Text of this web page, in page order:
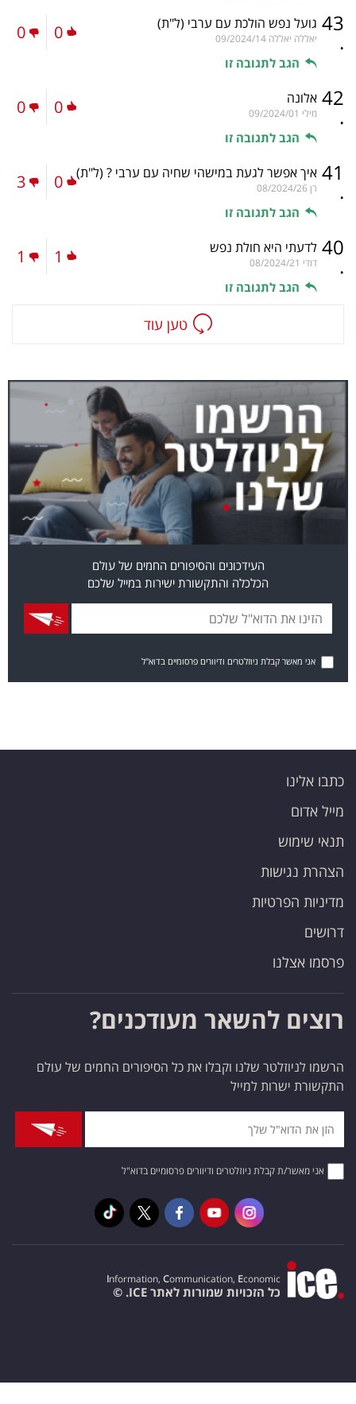
43
.
גועל נפש הולכת עם ערבי (ל"ת)
יאללה יאללה 09/2024/14
הגב לתגובה זו
0
0
42
.
אלונה
מילי 09/2024/01
הגב לתגובה זו
0
0
41
.
איך אפשר לגעת במישהי שחיה עם ערבי ? (ל"ת)
רן 08/2024/26
הגב לתגובה זו
0
3
40
.
לדעתי היא חולת נפש
דודי 08/2024/21
הגב לתגובה זו
1
1
טען עוד
העידכונים והסיפורים החמים של עולם
הכלכלה והתקשורת ישירות במייל שלכם
אני מאשר קבלת ניוזלטרים ודיוורים פרסומיים בדוא"ל
כתבו אלינו
מייל אדום
תנאי שימוש
הצהרת נגישות
מדיניות הפרטיות
דרושים
פרסמו אצלנו
רוצים להשאר מעודכנים?
הרשמו לניוזלטר שלנו וקבלו את כל הסיפורים החמים של עולם
התקשורת ישרות למייל
אני מאשר/ת קבלת ניוזלטרים ודיוורים פרסומיים בדוא"ל
Information, Communication, Economic
כל הזכויות שמורות לאתר ICE. ©